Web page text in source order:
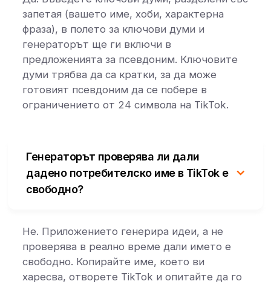
запетая (вашето име, хоби, характерна
фраза), в полето за ключови думи и
генераторът ще ги включи в
предложенията за псевдоним. Ключовите
думи трябва да са кратки, за да може
готовият псевдоним да се побере в
ограничението от 24 символа на TikTok.
Генераторът проверява ли дали
дадено потребителско име в TikTok е
свободно?
Не. Приложението генерира идеи, а не
проверява в реално време дали името е
свободно. Копирайте име, което ви
харесва, отворете TikTok и опитайте да го